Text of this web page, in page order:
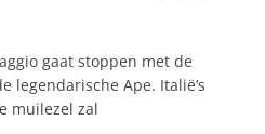
gaat stoppen met de
legendarische Ape. Italië’s
muilezel zal